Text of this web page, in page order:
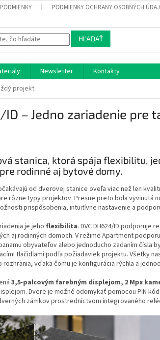
PODMIENKY OCHRANY OSOBNÝCH
HĽADAŤ
Newsletter
Kontakty
projekt
ID – Jedno zariadenie pre
stanica, ktorá spája flexibilitu,
rodinné aj bytové domy.
od dverovej stanice oveľa viac než len
rôzne typy projektov. Presne preto bola vyvinutá
prispôsobenia, intuitívne nastavenie a
je jeho flexibilita. DVC DH624/ID podporuje
aj rodinných domoch. V režime Apartment
obyvateľov alebo jednoducho zadaním čísla
tlačidlami podľa požiadaviek projektu. Všetky
vďaka čomu je konfigurácia rýchla a
3,5-palcovým farebným displejom, 2 Mpx
Dvere je možné odomykať pomocou PIN
zámkov prostredníctvom integrovaného